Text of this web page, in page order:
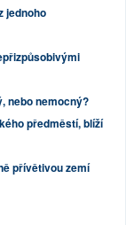
jednoho
nebo nemocný?
předměstí, blíží
přívětivou zemí